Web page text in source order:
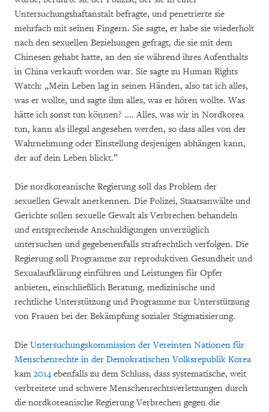
Untersuchungshaftanstalt befragte, und penetrierte sie
mehrfach mit seinen Fingern. Sie sagte, er habe sie wiederholt
nach den sexuellen Beziehungen gefragt, die sie mit dem
Chinesen gehabt hatte, an den sie während ihres Aufenthalts
in China verkauft worden war. Sie sagte zu Human Rights
Watch: „Mein Leben lag in seinen Händen, also tat ich alles,
was er wollte, und sagte ihm alles, was er hören wollte. Was
hätte ich sonst tun können? .... Alles, was wir in Nordkorea
tun, kann als illegal angesehen werden, so dass alles von der
Wahrnehmung oder Einstellung desjenigen abhängen kann,
der auf dein Leben blickt.”
Die nordkoreanische Regierung soll das Problem der
sexuellen Gewalt anerkennen. Die Polizei, Staatsanwälte und
Gerichte sollen sexuelle Gewalt als Verbrechen behandeln
und entsprechende Anschuldigungen unverzüglich
untersuchen und gegebenenfalls strafrechtlich verfolgen. Die
Regierung soll Programme zur reproduktiven Gesundheit und
Sexualaufklärung einführen und Leistungen für Opfer
anbieten, einschließlich Beratung, medizinische und
rechtliche Unterstützung und Programme zur Unterstützung
von Frauen bei der Bekämpfung sozialer Stigmatisierung.
Die Untersuchungskommission der Vereinten Nationen für
Menschenrechte in der Demokratischen Volksrepublik Korea
kam 2014ebenfalls zu dem Schluss, dass systematische, weit
verbreitete und schwere Menschenrechtsverletzungen durch
die nordkoreanische Regierung Verbrechen gegen die